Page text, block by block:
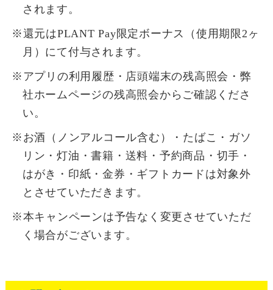
されます。
※還元はPLANT Pay限定ボーナス（使用期限2ヶ
月）にて付与されます。
※アプリの利用履歴・店頭端末の残高照会・弊
社ホームページの残高照会からご確認くださ
い。
※お酒（ノンアルコール含む）・たばこ・ガソ
リン・灯油・書籍・送料・予約商品・切手・
はがき・印紙・金券・ギフトカードは対象外
とさせていただきます。
※本キャンペーンは予告なく変更させていただ
く場合がございます。